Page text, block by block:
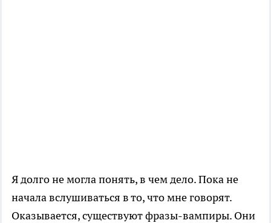
Я долго не могла понять, в чем дело. Пока не
начала вслушиваться в то, что мне говорят.
Оказывается, существуют фразы-вампиры. Они